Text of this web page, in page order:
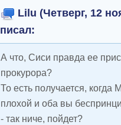
Lilu (Четверг, 12
писал:
А что, Сиси правда ее
прокурора?
То есть получается, когда
плохой и оба вы
- так ниче, пойдет?